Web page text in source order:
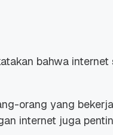
bahwa
orang yang
internet juga